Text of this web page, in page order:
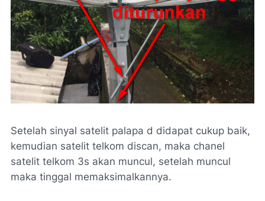
Setelah sinyal satelit palapa d didapat cukup baik,
kemudian satelit telkom discan, maka chanel
satelit telkom 3s akan muncul, setelah muncul
maka tinggal memaksimalkannya.